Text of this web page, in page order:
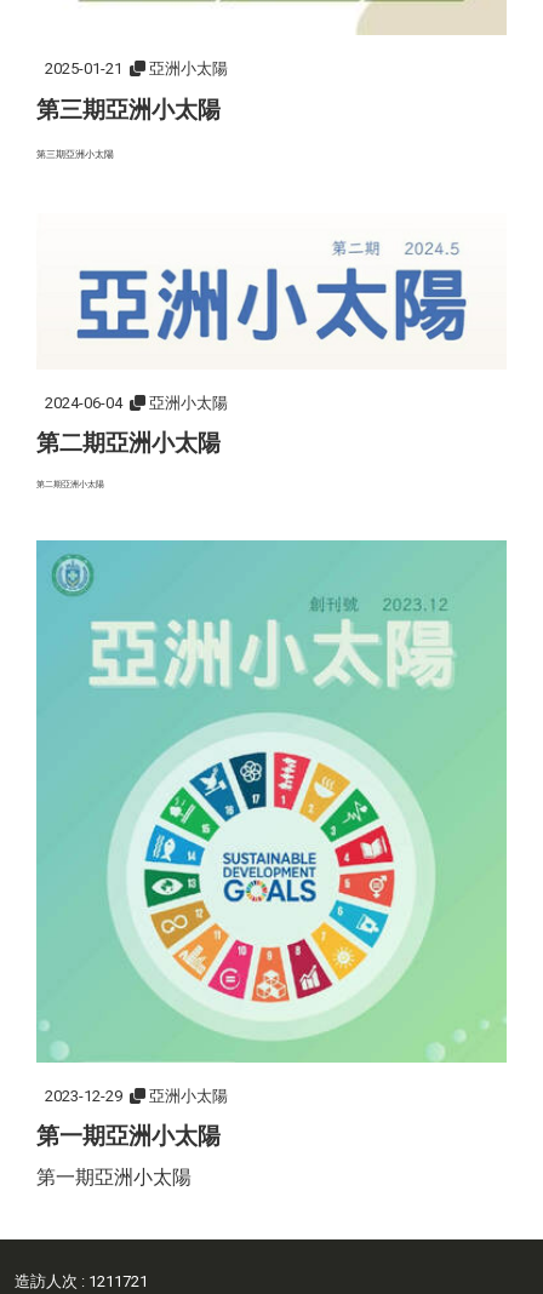
2025-01-21 亞洲小太陽
第三期亞洲小太陽
第三期亞洲小太陽
2024-06-04 亞洲小太陽
第二期亞洲小太陽
第二期亞洲小太陽
2023-12-29 亞洲小太陽
第一期亞洲小太陽
第一期亞洲小太陽
造訪人次 : 1211721